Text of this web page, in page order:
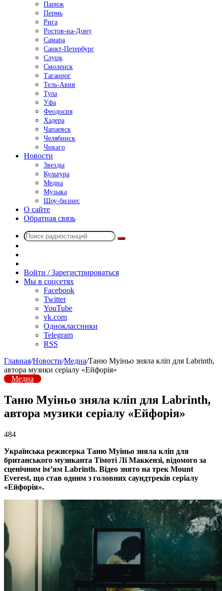
Париж
Пермь
Рига
Ростов-на-Дону
Самара
Санкт-Петербург
Слуцк
Смоленск
Таганрог
Тель-Авив
Тула
Уфа
Феодосия
Хадера
Чапаевск
Челябинск
Чикаго
Новости
Звезды
Культура
Медиа
Музыка
Шоу-бизнес
О сайте
Обратная связь
Поиск
радио
Войти / Зарегистрироваться
Мы в соцсетях
Facebook
Twitter
YouTube
vk.com
Одноклассники
Telegram
RSS
Главная/Новости/Медиа/Таню Муіньо зняла кліп для Labrinth,
автора музики серіалу «Ейфорія»
Медиа
Таню Муіньо зняла кліп для Labrinth,
автора музики серіалу «Ейфорія»
484
Українська режисерка Таню Муіньо зняла кліп для
британського музиканта Тімоті Лі Маккензі, відомого за
сценічним ім’ям Labrinth. Відео знято на трек Mount
Everest, що став одним з головних саундтреків серіалу
«Ейфорія».